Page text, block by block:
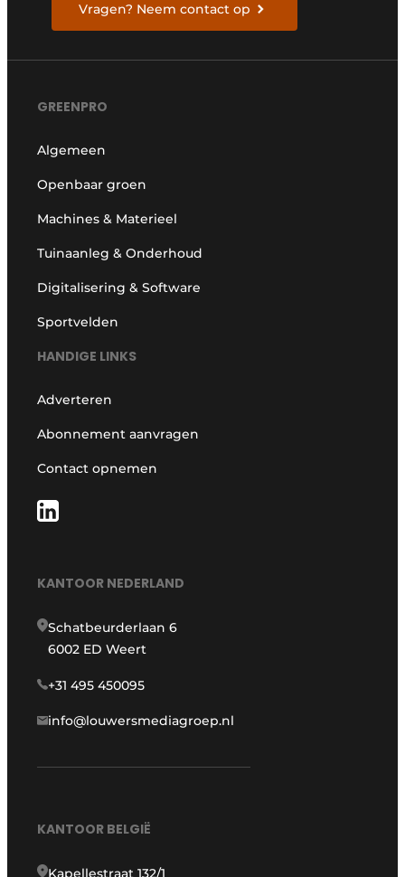
Vragen? Neem contact op
GREENPRO
Algemeen
Openbaar groen
Machines & Materieel
Tuinaanleg & Onderhoud
Digitalisering & Software
Sportvelden
HANDIGE LINKS
Adverteren
Abonnement aanvragen
Contact opnemen
KANTOOR NEDERLAND
Schatbeurderlaan 6
6002 ED Weert
+31 495 450095
info@louwersmediagroep.nl
KANTOOR BELGIË
Kapellestraat 132/1